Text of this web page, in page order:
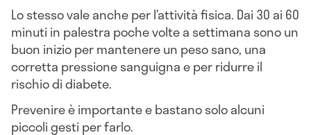
Lo stesso vale anche per l’attività fisica. Dai 30 ai 60
minuti in palestra poche volte a settimana sono un
buon inizio per mantenere un peso sano, una
corretta pressione sanguigna e per ridurre il
rischio di diabete.
Prevenire è importante e bastano solo alcuni
piccoli gesti per farlo.